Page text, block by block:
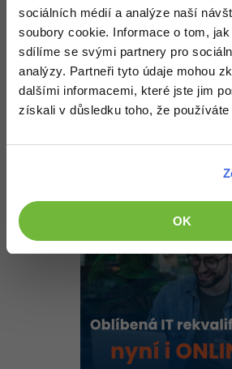
sociálních médií a analýze naší
soubory cookie. Informace o tom,
sdílíme se svými partnery pro
analýzy. Partneři tyto údaje mohou
dalšími informacemi, které jste jim
získali v důsledku toho, že používáte
OK
Marketing -30%
WordPress
SEO -30%
Kryptoměny -25%
Copywriting -30%
MS Office
Google Dokumenty
Time management
Adobe Illustrator -80%
Adobe Lightroom -30%
Adobe XD -15%
-80%
Inkscape
-80%
Video
Ostatní
Kariéra
Pro firmy
jsem to, ale moc toho o ds_list nevim.
Nahoru Odpovědět
Odpovídá na David Jančík
Theodor Johnson:
mohl vytvořit víc než jen dosovou